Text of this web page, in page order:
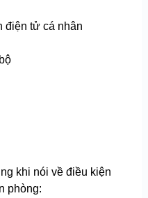
điện tử cá nhân
khi nói về điều kiện
phòng: